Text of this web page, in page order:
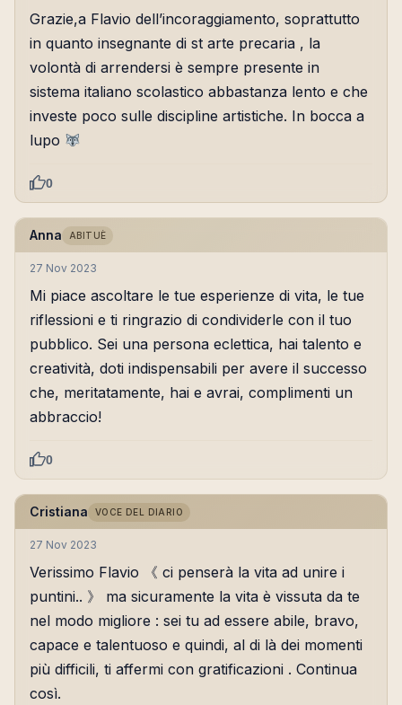
Grazie,a Flavio dell’incoraggiamento, soprattutto
in quanto insegnante di st arte precaria , la
volontà di arrendersi è sempre presente in
sistema italiano scolastico abbastanza lento e che
investe poco sulle discipline artistiche. In bocca a
lupo
0
Anna ABITUÈ
27 Nov 2023
Mi piace ascoltare le tue esperienze di vita, le tue
riflessioni e ti ringrazio di condividerle con il tuo
pubblico. Sei una persona eclettica, hai talento e
creatività, doti indispensabili per avere il successo
che, meritatamente, hai e avrai, complimenti un
abbraccio!
0
Cristiana VOCE DEL DIARIO
27 Nov 2023
Verissimo Flavio 《 ci penserà la vita ad unire i
puntini.. 》 ma sicuramente la vita è vissuta da te
nel modo migliore : sei tu ad essere abile, bravo,
capace e talentuoso e quindi, al di là dei momenti
più difficili, ti affermi con gratificazioni . Continua
così.